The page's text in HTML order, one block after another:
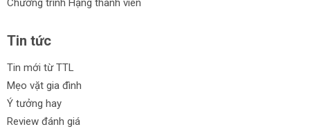
Chương trình Hạng thành viên
Tin tức
Tin mới từ TTL
Mẹo vặt gia đình
Ý tưởng hay
Review đánh giá